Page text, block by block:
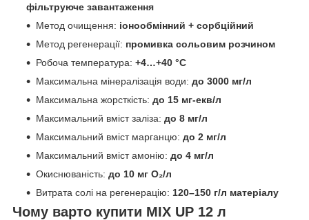
фільтруюче завантаження
Метод очищення: іонообмінний + сорбційний
Метод регенерації: промивка сольовим розчином
Робоча температура: +4…+40 °C
Максимальна мінералізація води: до 3000 мг/л
Максимальна жорсткість: до 15 мг-екв/л
Максимальний вміст заліза: до 8 мг/л
Максимальний вміст марганцю: до 2 мг/л
Максимальний вміст амонію: до 4 мг/л
Окиснюваність: до 10 мг O₂/л
Витрата солі на регенерацію: 120–150 г/л матеріалу
Чому варто купити MIX UP 12 л